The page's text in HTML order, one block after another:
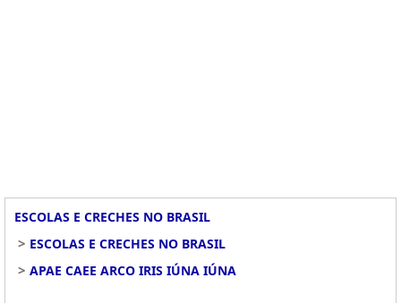
ESCOLAS E CRECHES NO BRASIL
> ESCOLAS E CRECHES NO BRASIL
> APAE CAEE ARCO IRIS IÚNA IÚNA